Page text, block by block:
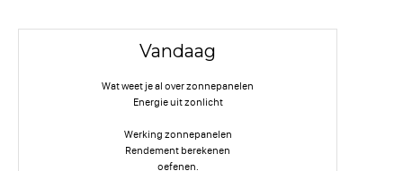
Vandaag
Wat weet je al over zonnepanelen
Energie uit zonlicht
Werking zonnepanelen
Rendement berekenen
oefenen.